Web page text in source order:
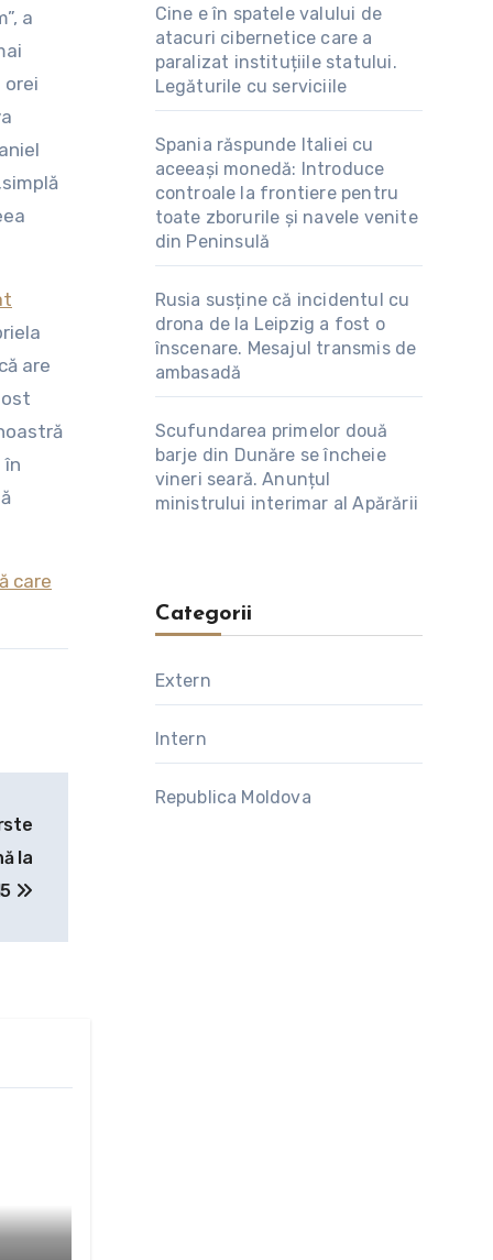
a
orei
are
în
care
la
Cine e în spatele valului de
atacuri cibernetice care a
paralizat instituțiile statului.
Legăturile cu serviciile
Spania răspunde Italiei cu
aceeași monedă: Introduce
controale la frontiere pentru
toate zborurile și navele venite
din Peninsulă
Rusia susține că incidentul cu
drona de la Leipzig a fost o
înscenare. Mesajul transmis de
ambasadă
Scufundarea primelor două
barje din Dunăre se încheie
vineri seară. Anunțul
ministrului interimar al Apărării
Categorii
Extern
Intern
Republica Moldova